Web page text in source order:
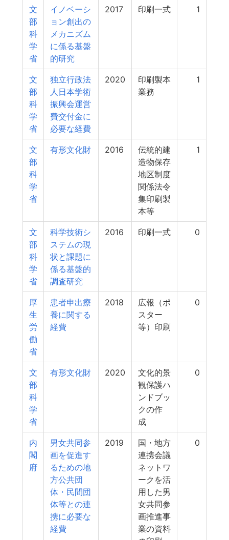
文
部
科
学
省
イノベーシ
ョン創出の
メカニズム
に係る基盤
的研究
2017 印刷一式 1
文
部
科
学
省
独立行政法
人日本学術
振興会運営
費交付金に
必要な経費
2020
印刷製本
業務
1
文
部
科
学
省
有形文化財 2016
伝統的建
造物保存
地区制度
関係法令
集印刷製
本等
1
文
部
科
学
省
科学技術シ
ステムの現
状と課題に
係る基盤的
調査研究
2016 印刷一式 0
厚
生
労
働
省
患者申出療
養に関する
経費
2018
広報（ポ
スター
等）印刷
0
文
部
科
学
省
有形文化財 2020
文化的景
観保護ハ
ンドブッ
クの作
成
0
内
閣
府
男女共同参
画を促進す
るための地
方公共団
体・民間団
体等との連
携に必要な
経費
2019
国・地方
連携会議
ネットワ
ークを活
用した男
女共同参
画推進事
業の資料
0